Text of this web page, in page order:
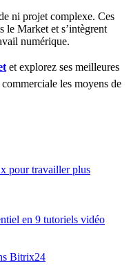
ni projet complexe. Ces
le Market et s’intègrent
numérique.
et explorez ses meilleures
les moyens de
pour travailler plus
en 9 tutoriels vidéo
Bitrix24